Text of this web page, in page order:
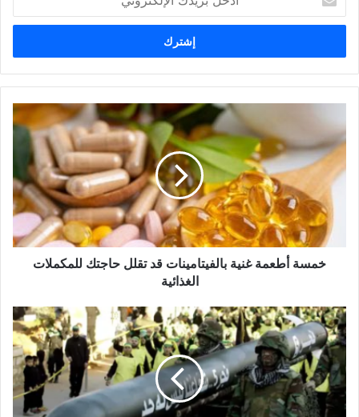
بريدك
الإلكتروني
أطعمة
غنية
بالفيتامينات
قد
حاجتك
للمكملات
الغذائية
خمسة أطعمة غنية بالفيتامينات قد تقلل حاجتك للمكملات
الغذائية
لبنان
على
أعتاب
نقاش
حاسم
حول